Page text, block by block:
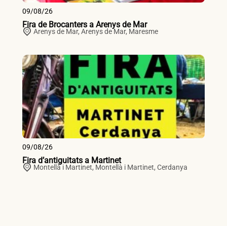
09/08/26
Fira de Brocanters a Arenys de Mar
Arenys de Mar, Arenys de Mar, Maresme
09/08/26
Fira d’antiguitats a Martinet
Montellà i Martinet, Montellà i Martinet, Cerdanya